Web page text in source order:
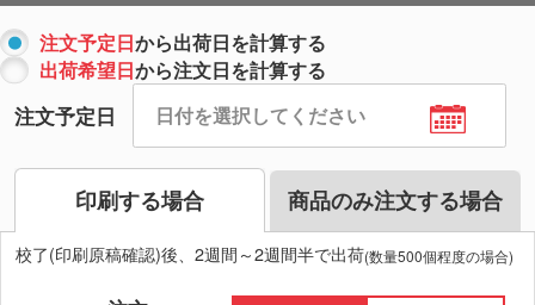
注文予定日から出荷日を計算する
出荷希望日から注文日を計算する
注文予定日
印刷する場合 商品のみ注文する場合
校了(印刷原稿確認)後、2週間～2週間半で出荷(数量500個程度の場合)